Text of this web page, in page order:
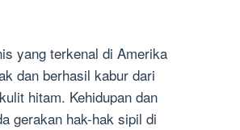
yang terkenal di Amerika
dan berhasil kabur dari
hitam. Kehidupan dan
gerakan hak-hak sipil di